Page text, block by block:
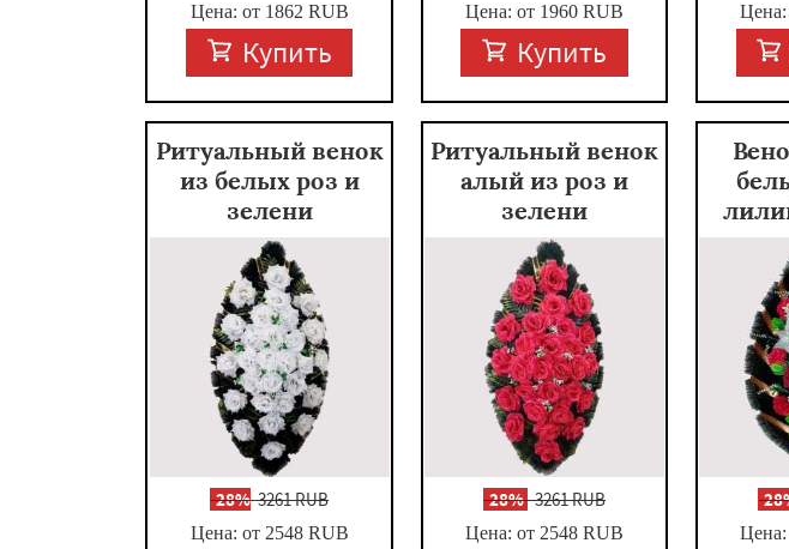
Цена: от 1862 RUB
Купить
Цена: от 1960 RUB
Купить
Цена:
Ритуальный венок
из белых роз и
зелени
-28%3261 RUB
Цена: от 2548 RUB
Ритуальный венок
алый из роз и
зелени
-28%3261 RUB
Цена: от 2548 RUB
-
Цена: